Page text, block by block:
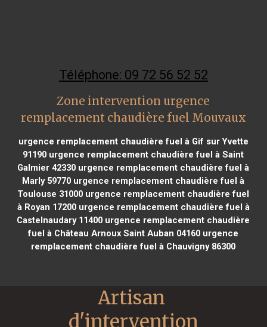
Téléphone: 09 72 56 52 52
Zone intervention urgence
remplacement chaudière fuel Mouvaux
urgence remplacement chaudière fuel à Gif sur Yvette
91190 urgence remplacement chaudière fuel à Saint
Galmier 42330 urgence remplacement chaudière fuel à
Marly 59770 urgence remplacement chaudière fuel à
Toulouse 31000 urgence remplacement chaudière fuel
à Royan 17200urgence remplacement chaudière fuel à
Castelnaudary 11400 urgence remplacement chaudière
fuel à Château Arnoux Saint Auban 04160 urgence
remplacement chaudière fuel à Chauvigny 86300
Artisan
d'intervention